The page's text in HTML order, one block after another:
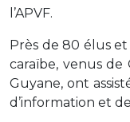
l’APVF.
Près de 80 élus
caraïbe, venus
Guyane, ont
d’information et